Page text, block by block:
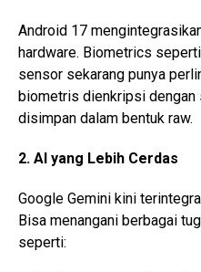
Android 17
hardware. Biometrics
sensor sekarang punya
biometris dienkripsi dengan
disimpan dalam bentuk raw.
2. AI yang Lebih Cerdas
Google Gemini kini
Bisa menangani berbagai
seperti: